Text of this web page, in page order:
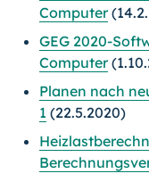
Computer
GEG 2020-
Computer
Planen nach
1 (22.5.2020)